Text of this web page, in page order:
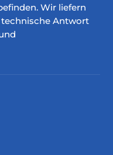
Wir liefern
Antwort